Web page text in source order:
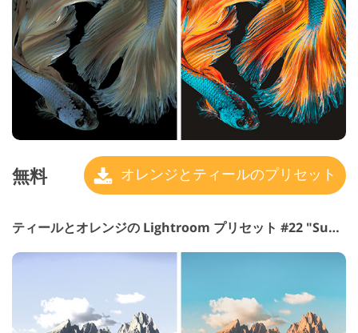
無料 オレンジとティールのプリセット
ティールとオレンジの Lightroom プリセット #22 "Summer"